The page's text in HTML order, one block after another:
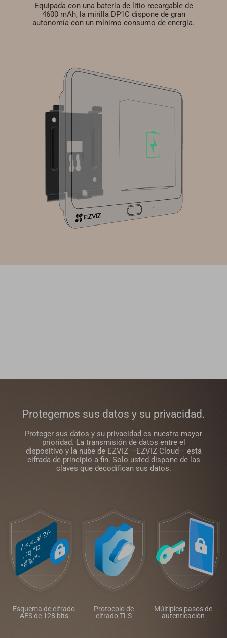
Equipada con una batería de litio recargable de
4600 mAh, la mirilla DP1C dispone de gran
autonomía con un mínimo consumo de energía.
Protegemos sus datos y su privacidad.
Proteger sus datos y su privacidad es nuestra mayor
prioridad. La transmisión de datos entre el
dispositivo y la nube de EZVIZ —EZVIZ Cloud— está
cifrada de principio a fin. Solo usted dispone de las
claves que decodifican sus datos.
Esquema de cifrado
AES de 128 bits
Protocolo de
cifrado TLS
Múltiples pasos de
autenticación